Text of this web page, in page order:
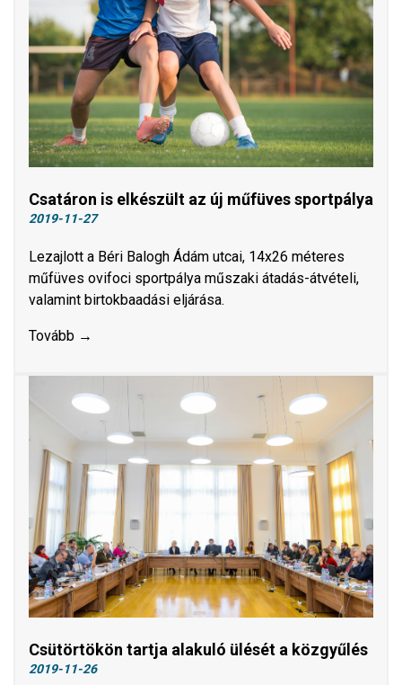
Csatáron is elkészült az új műfüves sportpálya
2019-11-27
Lezajlott a Béri Balogh Ádám utcai, 14x26 méteres
műfüves ovifoci sportpálya műszaki átadás-átvételi,
valamint birtokbaadási eljárása.
Tovább →
Csütörtökön tartja alakuló ülését a közgyűlés
2019-11-26